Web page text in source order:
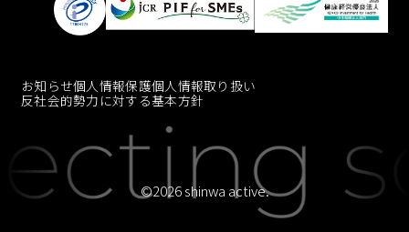
お知らせ個人情報保護個人情報取り扱い
反社会的勢力に対する基本方針
©2026 shinwa active.